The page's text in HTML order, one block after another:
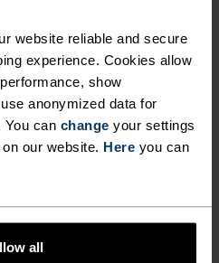
website reliable and secure
experience. Cookies allow
show
anonymized data for
You can change your settings
our website. Here you can
all
Den beholder formen sin,
og holder
mange bruksområder.
våre base layers.
sportstøy og